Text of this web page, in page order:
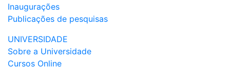
Inaugurações
Publicações de pesquisas
UNIVERSIDADE
Sobre a Universidade
Cursos Online